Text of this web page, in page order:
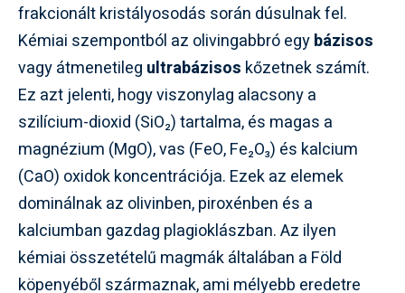
frakcionált kristályosodás során dúsulnak fel.
Kémiai szempontból az olivingabbró egybázisos
vagy átmenetileg ultrabázisos kőzetnek számít.
Ez azt jelenti, hogy viszonylag alacsony a
szilícium-dioxid (SiO₂) tartalma, és magas a
magnézium (MgO), vas (FeO, Fe₂O₃) és kalcium
(CaO) oxidok koncentrációja. Ezek az elemek
dominálnak az olivinben, piroxénben és a
kalciumban gazdag plagioklászban. Az ilyen
kémiai összetételű magmák általában a Föld
köpenyéből származnak, ami mélyebb eredetre